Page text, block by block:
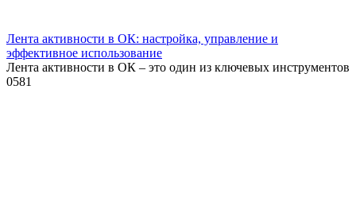
Лента активности в ОК: настройка, управление и
эффективное использование
Лента активности в ОК – это один из ключевых инструментов
0581